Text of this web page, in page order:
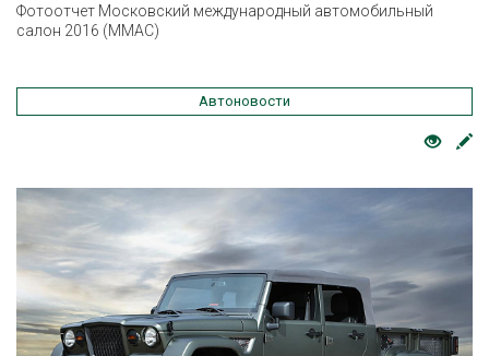
Фотоотчет Московский международный автомобильный
салон 2016 (ММАС)
Автоновости